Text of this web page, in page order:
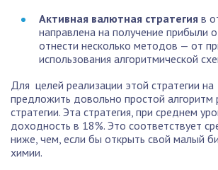
Активная валютная стратегия в
направлена на получение прибыли
отнести несколько методов — от
использования алгоритмической
Для целей реализации этой стратегии
предложить довольно простой
стратегии. Эта стратегия, при среднем
доходность в 18%. Это соответствует
ниже, чем, если бы открыть свой малый
химии.